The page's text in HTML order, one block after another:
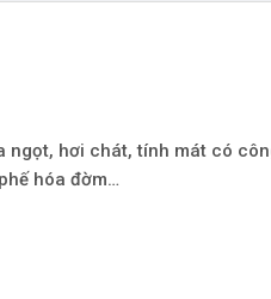
ngọt, hơi chát, tính mát có
hóa đờm…